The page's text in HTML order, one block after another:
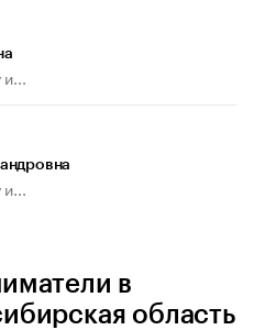
в
область